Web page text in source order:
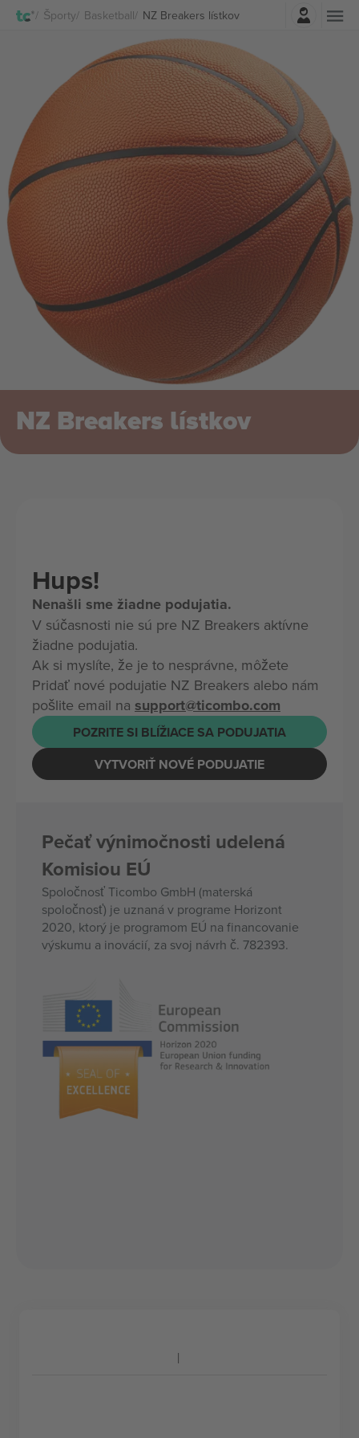
Športy Basketball NZ Breakers lístkov
Prihlásenie
NZ Breakers lístkov
Hups!
Nenašli sme žiadne podujatia.
V súčasnosti nie sú pre NZ Breakers aktívne
žiadne podujatia.
Ak si myslíte, že je to nesprávne, môžete
Pridať nové podujatie NZ Breakers alebo nám
pošlite email na support@ticombo.com
POZRITE SI BLÍŽIACE SA PODUJATIA
VYTVORIŤ NOVÉ PODUJATIE
Pečať výnimočnosti udelená
Komisiou EÚ
Spoločnosť Ticombo GmbH (materská
spoločnosť) je uznaná v programe Horizont
2020, ktorý je programom EÚ na financovanie
výskumu a inovácií, za svoj návrh č. 782393.